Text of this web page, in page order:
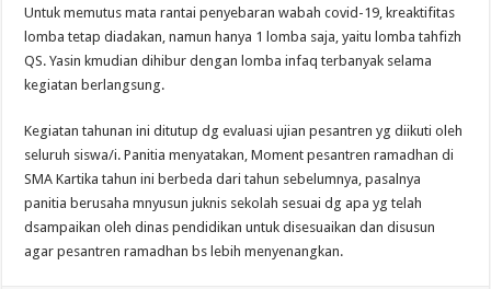
Untuk memutus mata rantai penyebaran wabah covid-19, kreaktifitas
lomba tetap diadakan, namun hanya 1 lomba saja, yaitu lomba tahfizh
QS. Yasin kmudian dihibur dengan lomba infaq terbanyak selama
kegiatan berlangsung.
Kegiatan tahunan ini ditutup dg evaluasi ujian pesantren yg diikuti oleh
seluruh siswa/i. Panitia menyatakan, Moment pesantren ramadhan di
SMA Kartika tahun ini berbeda dari tahun sebelumnya, pasalnya
panitia berusaha mnyusun juknis sekolah sesuai dg apa yg telah
dsampaikan oleh dinas pendidikan untuk disesuaikan dan disusun
agar pesantren ramadhan bs lebih menyenangkan.